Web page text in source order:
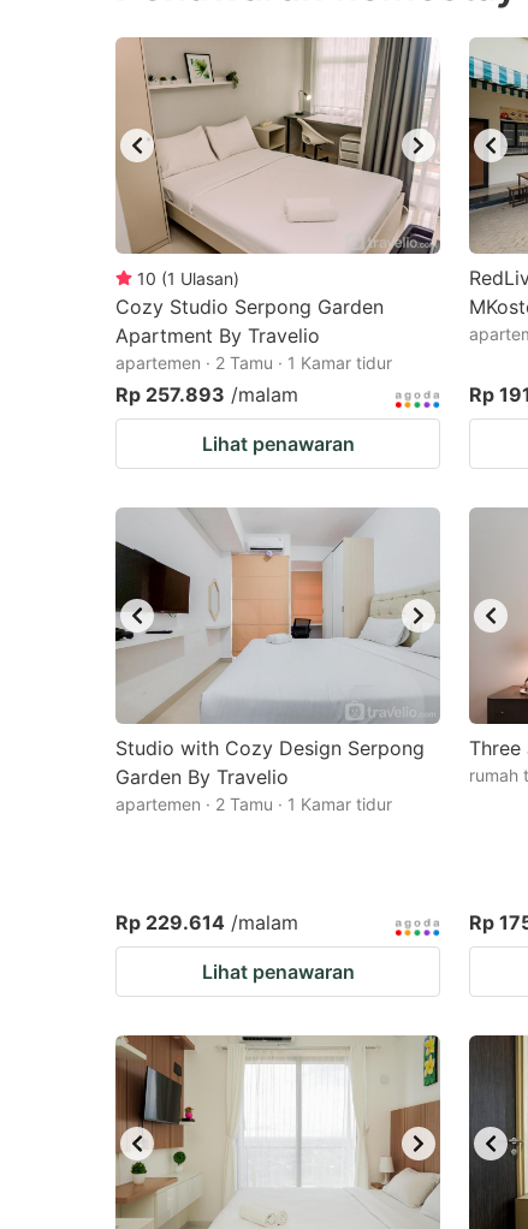
mark
key
to
get
the
keyboard
shortcuts
for
changing
dates.
10 (1 Ulasan)
Cozy Studio Serpong Garden
Apartment By Travelio
apartemen · 2 Tamu · 1 Kamar tidur
Rp 257.893 /malam
Lihat penawaran
Rp
Studio with Cozy Design Serpong
Garden By Travelio
apartemen · 2 Tamu · 1 Kamar tidur
Rp 229.614 /malam
Lihat penawaran
Three
rumah
Rp